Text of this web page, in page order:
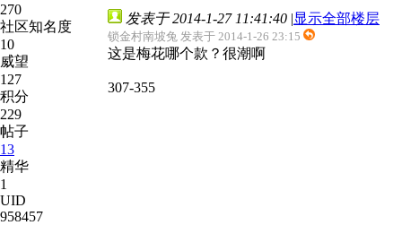
270
社区知名度
10
威望
127
积分
229
帖子
13
精华
1
UID
958457
发表于 2014-1-27 11:41:40 |显示全部楼层
锁金村南坡兔 发表于 2014-1-26 23:15
这是梅花哪个款？很潮啊
307-355